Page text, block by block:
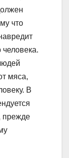
что
мяса,
В
прежде